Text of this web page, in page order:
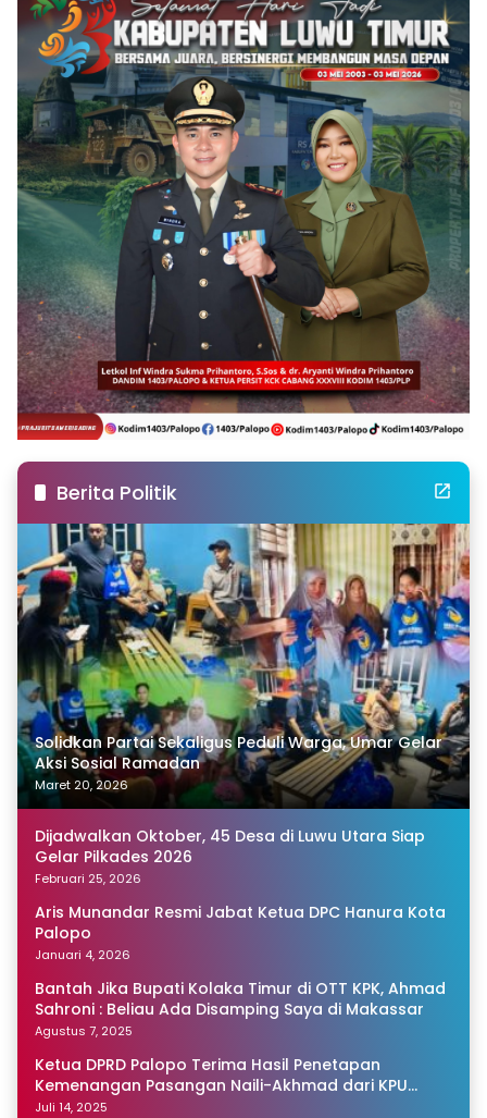
Berita Politik
Solidkan Partai Sekaligus Peduli Warga, Umar Gelar
Aksi Sosial Ramadan
Maret 20, 2026
Dijadwalkan Oktober, 45 Desa di Luwu Utara Siap
Gelar Pilkades 2026
Februari 25, 2026
Aris Munandar Resmi Jabat Ketua DPC Hanura Kota
Palopo
Januari 4, 2026
Bantah Jika Bupati Kolaka Timur di OTT KPK, Ahmad
Sahroni : Beliau Ada Disamping Saya di Makassar
Agustus 7, 2025
Ketua DPRD Palopo Terima Hasil Penetapan
Kemenangan Pasangan Naili-Akhmad dari KPU
Sulsel
Juli 14, 2025